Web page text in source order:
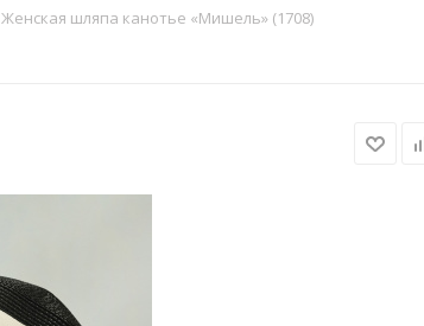
Женская шляпа канотье «Мишель» (1708)